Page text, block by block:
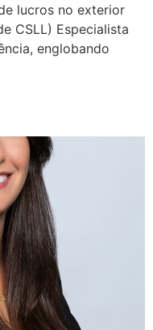
lucros no exterior
CSLL) Especialista
englobando